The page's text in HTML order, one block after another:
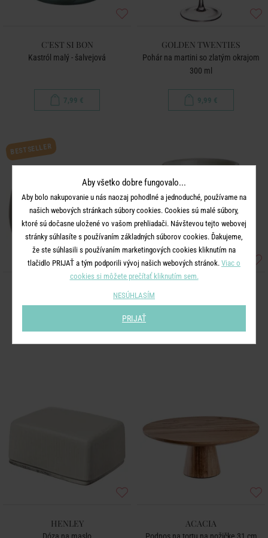
C'EST SI BON
Kastról malý - šalvejová
7,99 €
GOLDEN TWENTIES
Pohár na martini so zlatým okrajom
300 ml
9,99 €
BESTSELLER
Hrnček 330 ml
7,99 €
Stojanček na vajíčko
3,99 €
HENLEY ACACIA
Aby všetko dobre fungovalo...
Aby bolo nakupovanie u nás naozaj pohodlné a jednoduché, používame na
našich webových stránkach súbory cookies. Cookies sú malé súbory,
ktoré sú dočasne uložené vo vašom prehliadači. Návštevou tejto webovej
stránky súhlasíte s používaním základných súborov cookies. Ďakujeme,
že ste súhlasili s používaním marketingových cookies kliknutím na
tlačidlo PRIJAŤ a tým podporili vývoj našich webových stránok. Viac o
cookies si môžete prečítať kliknutím sem.
NESÚHLASÍM
PRIJAŤ